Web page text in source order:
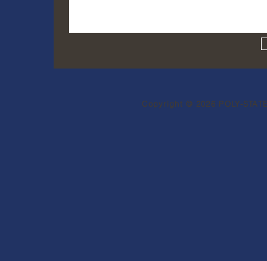
Copyright © 2026 POLY-